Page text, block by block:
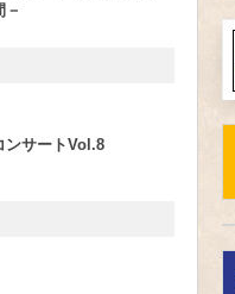
－
ンサートVol.8